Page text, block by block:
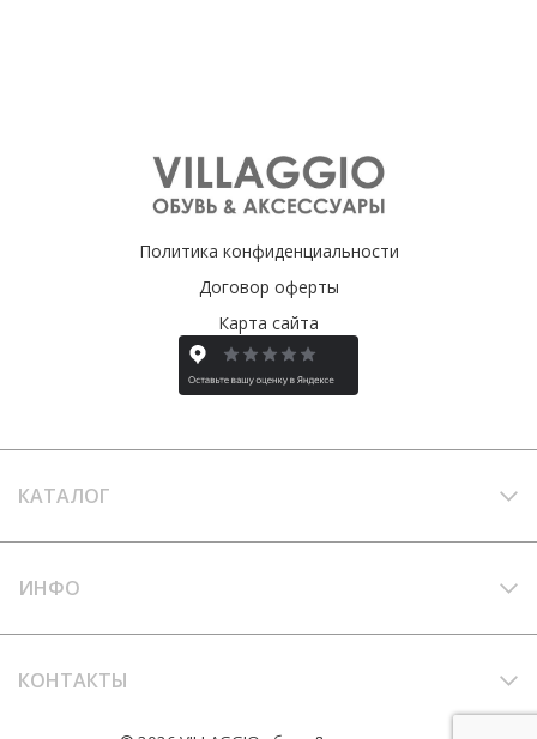
Политика конфиденциальности
Договор оферты
Карта сайта
КАТАЛОГ
ИНФО
КОНТАКТЫ